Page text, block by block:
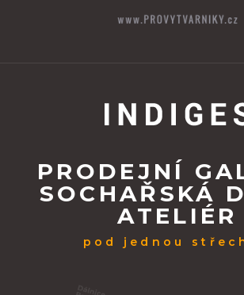
PRODEJNÍ
SOCHAŘSKÁ
ATELIÉR
pod jednou